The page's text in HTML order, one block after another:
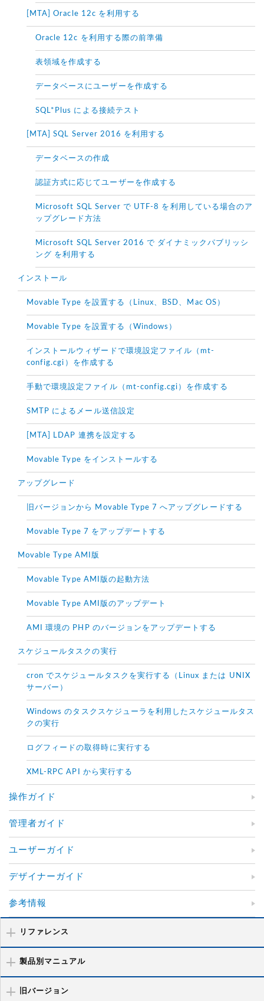
[MTA] Oracle 12c を利用する
Oracle 12c を利用する際の前準備
表領域を作成する
データベースにユーザーを作成する
SQL*Plus による接続テスト
[MTA] SQL Server 2016 を利用する
データベースの作成
認証方式に応じてユーザーを作成する
Microsoft SQL Server で UTF-8 を利用している場合のア
ップグレード方法
Microsoft SQL Server 2016 で ダイナミックパブリッシ
ング を利用する
インストール
Movable Type を設置する（Linux、BSD、Mac OS）
Movable Type を設置する（Windows）
インストールウィザードで環境設定ファイル（mt-
config.cgi）を作成する
手動で環境設定ファイル（mt-config.cgi）を作成する
SMTP によるメール送信設定
[MTA] LDAP 連携を設定する
Movable Type をインストールする
アップグレード
旧バージョンから Movable Type 7 へアップグレードする
Movable Type 7 をアップデートする
Movable Type AMI版
Movable Type AMI版の起動方法
Movable Type AMI版のアップデート
AMI 環境の PHP のバージョンをアップデートする
スケジュールタスクの実行
cron でスケジュールタスクを実行する（Linux または UNIX
サーバー）
Windows のタスクスケジューラを利用したスケジュールタス
クの実行
ログフィードの取得時に実行する
XML-RPC API から実行する
操作ガイド
管理者ガイド
ユーザーガイド
デザイナーガイド
参考情報
リファレンス
製品別マニュアル
旧バージョン